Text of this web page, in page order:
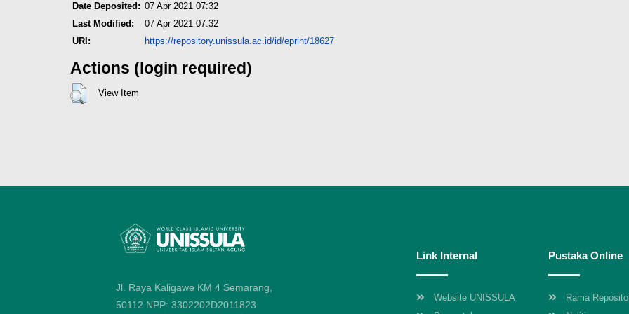
Date Deposited: 07 Apr 2021 07:32
Last Modified:
07 Apr 2021 07:32
URI:
https://repository.unissula.ac.id/id/eprint/18627
Actions (login required)
View Item
Jl. Raya Kaligawe KM 4 Semarang,
50112 NPP: 3302202D2011823
Link Internal
Website UNISSULA
Pustaka Online
Rama